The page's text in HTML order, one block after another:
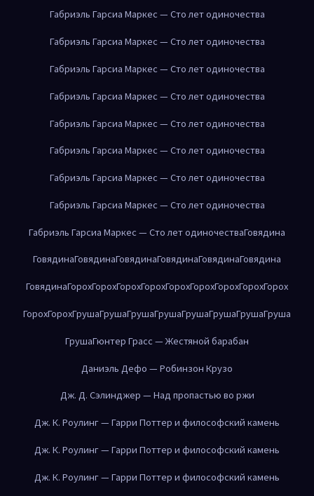
Габриэль Гарсиа Маркес — Сто лет одиночества
Габриэль Гарсиа Маркес — Сто лет одиночества
Габриэль Гарсиа Маркес — Сто лет одиночества
Габриэль Гарсиа Маркес — Сто лет одиночества
Габриэль Гарсиа Маркес — Сто лет одиночества
Габриэль Гарсиа Маркес — Сто лет одиночества
Габриэль Гарсиа Маркес — Сто лет одиночества
Габриэль Гарсиа Маркес — Сто лет одиночества
Габриэль Гарсиа Маркес — Сто лет одиночестваГовядина
ГовядинаГовядинаГовядинаГовядинаГовядинаГовядина
ГовядинаГорохГорохГорохГорохГорохГорохГорохГорохГорох
ГорохГорохГрушаГрушаГрушаГрушаГрушаГрушаГрушаГруша
ГрушаГюнтер Грасс — Жестяной барабан
Даниэль Дефо — Робинзон Крузо
Дж. Д. Сэлинджер — Над пропастью во ржи
Дж. К. Роулинг — Гарри Поттер и философский камень
Дж. К. Роулинг — Гарри Поттер и философский камень
Дж. К. Роулинг — Гарри Поттер и философский камень